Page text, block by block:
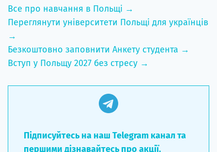
Все про навчання в Польщі →
Переглянути університети Польщі для українців
→
Безкоштовно заповнити Анкету студента →
Вступ у Польщу 2027 без стресу →
Підписуйтесь на наш Telegram канал та
першими дізнавайтесь про акції,